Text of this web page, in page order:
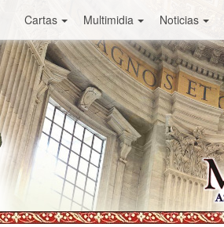
Cartas Multimidia Noticias